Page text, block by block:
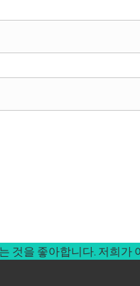
것을 좋아합니다. 저희